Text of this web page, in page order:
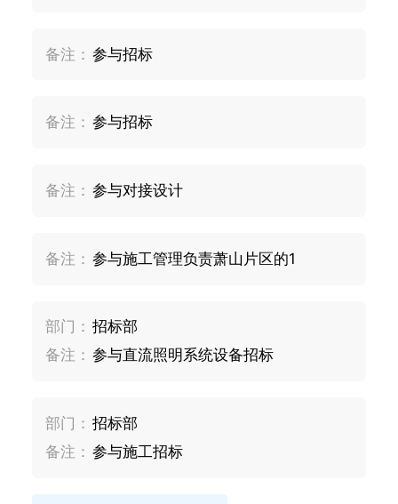
备注： 参与招标
备注： 参与招标
备注： 参与对接设计
备注： 参与施工管理负责萧山片区的1
部门： 招标部
备注： 参与直流照明系统设备招标
部门： 招标部
备注： 参与施工招标